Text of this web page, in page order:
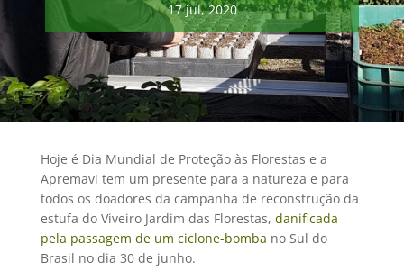
17 jul, 2020
Hoje é Dia Mundial de Proteção às Florestas e a
Apremavi tem um presente para a natureza e para
todos os doadores da campanha de reconstrução da
estufa do Viveiro Jardim das Florestas, danificada
pela passagem de um ciclone-bomba no Sul do
Brasil no dia 30 de junho.